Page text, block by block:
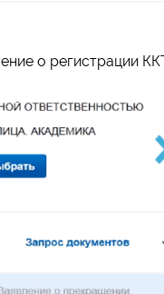
о регистрации